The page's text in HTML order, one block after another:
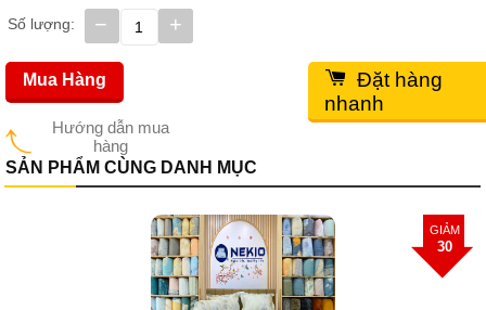
Số lượng: +
−
Hướng dẫn mua
hàng
Mua Hàng
Đặt hàng
nhanh
SẢN PHẨM CÙNG DANH MỤC
GIẢM
30